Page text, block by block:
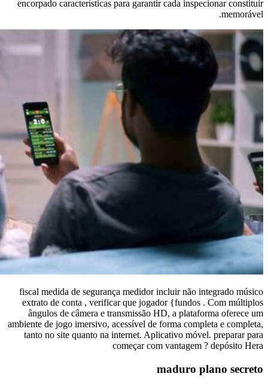
encorpado
fiscal medida de
extrato de conta ,
ângulos de
ambiente de jogo
tanto no site